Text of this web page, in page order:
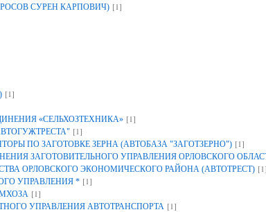
СУРЕН КАРПОВИЧ) [1]
[1]
«СЕЛЬХОЗТЕХНИКА» [1]
[1]
ПО ЗАГОТОВКЕ ЗЕРНА (АВТОБАЗА "ЗАГОТЗЕРНО") [1]
ЗАГОТОВИТЕЛЬНОГО УПРАВЛЕНИЯ ОРЛОВСКОГО
ОРЛОВСКОГО ЭКОНОМИЧЕСКОГО РАЙОНА (АВТОТРЕСТ) [1]
УПРАВЛЕНИЯ * [1]
[1]
УПРАВЛЕНИЯ АВТОТРАНСПОРТА [1]